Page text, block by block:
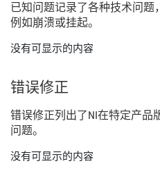
已知问题记录了各种技术问题，
例如崩溃或挂起。
没有可显示的内容
错误修正
错误修正列出了NI在特定产品
问题。
没有可显示的内容